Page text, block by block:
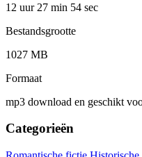
12 uur 27 min 54 sec
Bestandsgrootte
1027 MB
Formaat
mp3 download en geschikt
Categorieën